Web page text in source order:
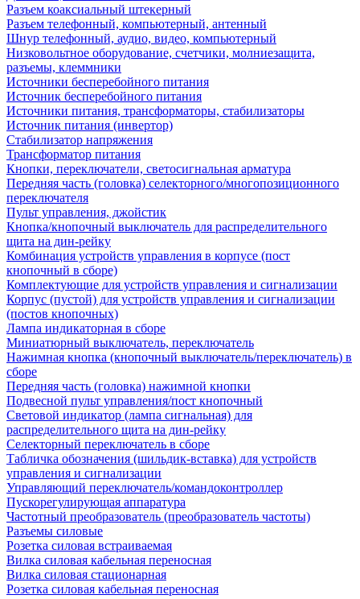
Разъем коаксиальный штекерный
Разъем телефонный, компьютерный, антенный
Шнур телефонный, аудио, видео, компьютерный
Низковольтное оборудование, счетчики, молниезащита,
разъемы, клеммники
Источники бесперебойного питания
Источник бесперебойного питания
Источники питания, трансформаторы, стабилизаторы
Источник питания (инвертор)
Стабилизатор напряжения
Трансформатор питания
Кнопки, переключатели, светосигнальная арматура
Передняя часть (головка) селекторного/многопозиционного
переключателя
Пульт управления, джойстик
Кнопка/кнопочный выключатель для распределительного
щита на дин-рейку
Комбинация устройств управления в корпусе (пост
кнопочный в сборе)
Комплектующие для устройств управления и сигнализации
Корпус (пустой) для устройств управления и сигнализации
(постов кнопочных)
Лампа индикаторная в сборе
Миниатюрный выключатель, переключатель
Нажимная кнопка (кнопочный выключатель/переключатель) в
сборе
Передняя часть (головка) нажимной кнопки
Подвесной пульт управления/пост кнопочный
Световой индикатор (лампа сигнальная) для
распределительного щита на дин-рейку
Селекторный переключатель в сборе
Табличка обозначения (шильдик-вставка) для устройств
управления и сигнализации
Управляющий переключатель/командоконтроллер
Пускорегулирующая аппаратура
Частотный преобразователь (преобразователь частоты)
Разъемы силовые
Розетка силовая встраиваемая
Вилка силовая кабельная переносная
Вилка силовая стационарная
Розетка силовая кабельная переносная